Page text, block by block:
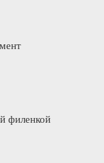
филенкой